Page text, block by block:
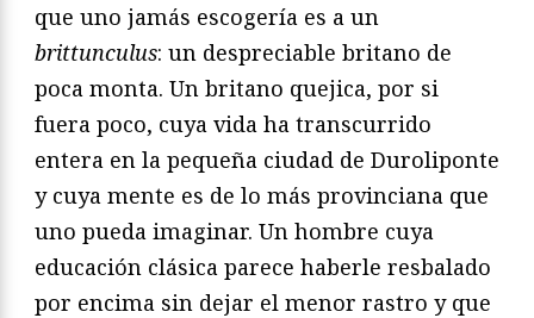
que uno jamás escogería es a un
brittunculus: un despreciable britano de
poca monta. Un britano quejica, por si
fuera poco, cuya vida ha transcurrido
entera en la pequeña ciudad de Duroliponte
y cuya mente es de lo más provinciana que
uno pueda imaginar. Un hombre cuya
educación clásica parece haberle resbalado
por encima sin dejar el menor rastro y que